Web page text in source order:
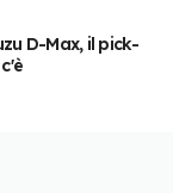
D-Max, il pick-